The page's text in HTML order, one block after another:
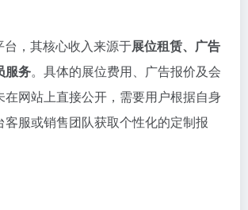
，其核心收入来源于展位租赁、广告
服务。具体的展位费用、广告报价及会
在网站上直接公开，需要用户根据自身
客服或销售团队获取个性化的定制报